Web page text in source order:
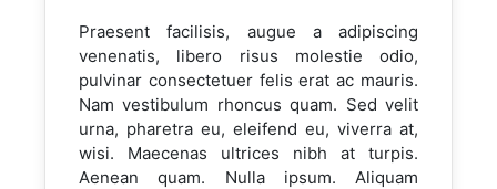
Praesent facilisis, augue a adipiscing
venenatis, libero risus molestie odio,
pulvinar consectetuer felis erat ac mauris.
Nam vestibulum rhoncus quam. Sed velit
urna, pharetra eu, eleifend eu, viverra at,
wisi. Maecenas ultrices nibh at turpis.
Aenean quam. Nulla ipsum. Aliquam